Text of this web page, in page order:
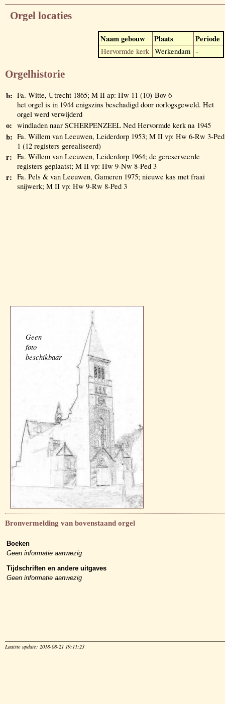
Orgel locaties
Naam gebouw Plaats Periode
Hervormde kerk Werkendam -
Orgelhistorie
b: Fa. Witte, Utrecht 1865; M II ap: Hw 11 (10)-Bov 6
het orgel is in 1944 enigszins beschadigd door oorlogsgeweld. Het
orgel werd verwijderd
o: windladen naar SCHERPENZEEL Ned Hervormde kerk na 1945
b: Fa. Willem van Leeuwen, Leiderdorp 1953; M II vp: Hw 6-Rw 3-Ped
1 (12 registers gerealiseerd)
r: Fa. Willem van Leeuwen, Leiderdorp 1964; de gereserveerde
registers geplaatst; M II vp: Hw 9-Nw 8-Ped 3
r: Fa. Pels & van Leeuwen, Gameren 1975; nieuwe kas met fraai
snijwerk; M II vp: Hw 9-Rw 8-Ped 3
Geen
foto
beschikbaar
Bronvermelding van bovenstaand orgel
Boeken
Geen informatie aanwezig
Tijdschriften en andere uitgaves
Geen informatie aanwezig
Laatste update: 2018-08-21 19:11:23